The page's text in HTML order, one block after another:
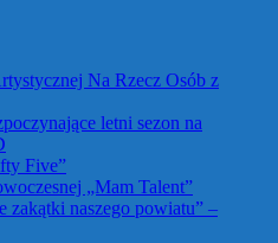
Na Rzecz Osób z
letni sezon na
Five”
„Mam Talent”
zakątki naszego powiatu” –